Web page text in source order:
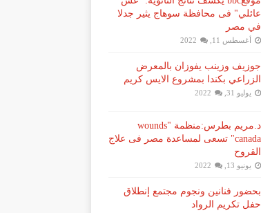
عائلي" فى محافظة سوهاج يثير جدلا
في مصر
أغسطس 11, 2022
جوزيف وزينب يفوزان بالمعرض
الزراعي بكندا بمشروع الايس كريم
يوليو 31, 2022
د.مريم بطرس:منظمة "wounds
canada" تسعى لمساعدة مصر فى علاج
القروح
يونيو 13, 2022
بحضور فنانين ونجوم مجتمع إنطلاق
حفل تكريم الرواد